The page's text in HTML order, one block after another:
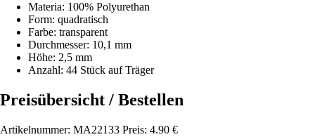
Materia: 100% Polyurethan
Form: quadratisch
Farbe: transparent
Durchmesser: 10,1 mm
Höhe: 2,5 mm
Anzahl: 44 Stück auf Träger
Preisübersicht / Bestellen
Artikelnummer: MA22133 Preis: 4.90 €